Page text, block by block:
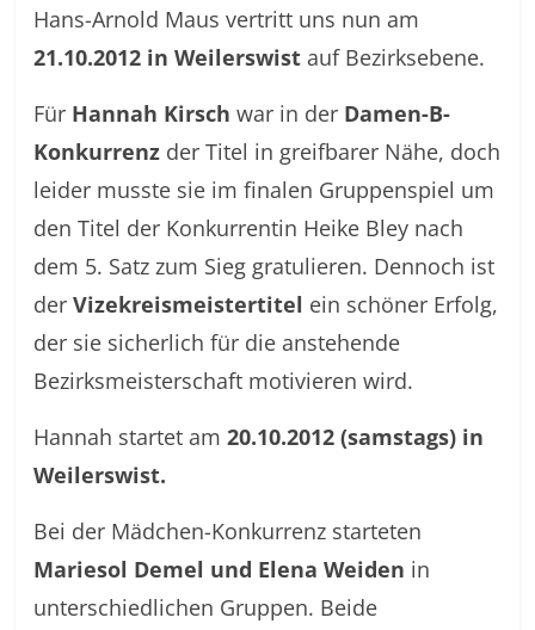
Hans-Arnold Maus vertritt uns nun am
21.10.2012 in Weilerswist auf Bezirksebene.
Für Hannah Kirsch war in der Damen-B-
Konkurrenz der Titel in greifbarer Nähe, doch
leider musste sie im finalen Gruppenspiel um
den Titel der Konkurrentin Heike Bley nach
dem 5. Satz zum Sieg gratulieren. Dennoch ist
derVizekreismeistertitel ein schöner Erfolg,
der sie sicherlich für die anstehende
Bezirksmeisterschaft motivieren wird.
Hannah startet am20.10.2012 (samstags) in
Weilerswist.
Bei der Mädchen-Konkurrenz starteten
Mariesol Demel und Elena Weiden in
unterschiedlichen Gruppen. Beide